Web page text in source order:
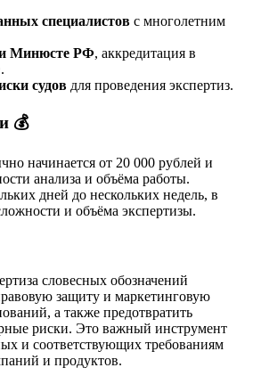
специалистов с многолетним
Минюсте РФ, аккредитация в
судов для проведения экспертиз.
💰
начинается от 20 000 рублей и
анализа и объёма работы.
дней до нескольких недель, в
и объёма экспертизы.
словесных обозначений
защиту и маркетинговую
а также предотвратить
риски. Это важный инструмент
и соответствующих требованиям
и продуктов.